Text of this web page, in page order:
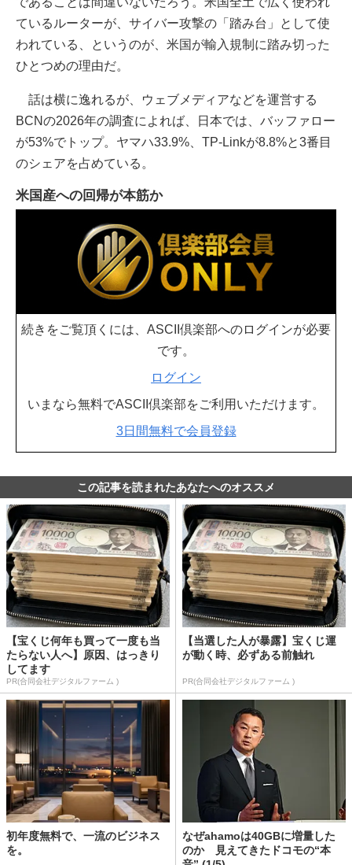
ているルーターが、サイバー攻撃の「踏み台」として使
われている、というのが、米国が輸入規制に踏み切った
ひとつめの理由だ。
話は横に逸れるが、ウェブメディアなどを運営する
BCNの2026年の調査によれば、日本では、バッファロー
が53%でトップ。ヤマハ33.9%、TP-Linkが8.8%と3番目
のシェアを占めている。
米国産への回帰が本筋か
続きをご覧頂くには、ASCII倶楽部へのログインが必要
です。
ログイン
いまなら無料でASCII倶楽部をご利用いただけます。
3日間無料で会員登録
この記事を読まれたあなたへのオススメ
【宝くじ何年も買って一度も当
たらない人へ】原因、はっきり
してます
PR(合同会社デジタルファーム )
【当選した人が暴露】宝くじ運
が動く時、必ずある前触れ
PR(合同会社デジタルファーム )
初年度無料で、一流のビジネス
を。
なぜahamoは40GBに増量した
のか 見えてきたドコモの“本